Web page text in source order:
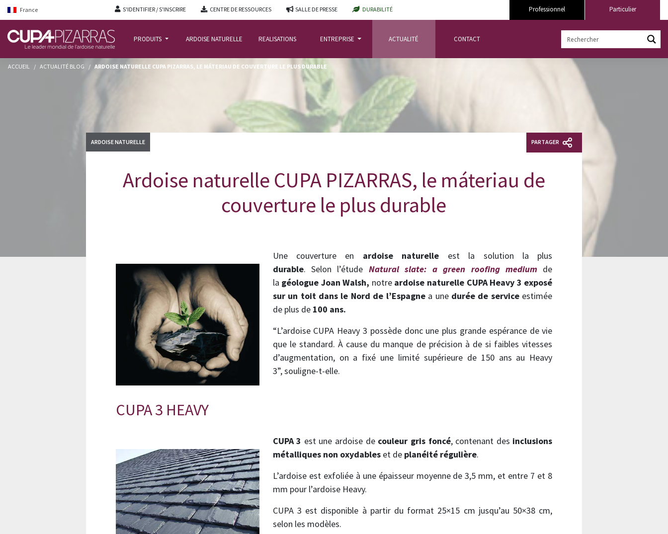
France S'IDENTIFIER / S'INSCRIRE CENTRE DE RESSOURCES SALLE DE PRESSE DURABILITÉ Particulier
Professionnel
PRODUITS ARDOISE NATURELLE REALISATIONS ENTREPRISE ACTUALITÉ CONTACT
ACCUEIL / ACTUALITÉ BLOG / ARDOISE NATURELLE CUPA PIZARRAS, LE MÁTERIAU DE COUVERTURE LE PLUS DURABLE
ARDOISE NATURELLE PARTAGER
Ardoise naturelle CUPA PIZARRAS, le máteriau de
couverture le plus durable
Une couverture en ardoise naturelle est la solution la plus
durable. Selon l’étude Natural slate: a green roofing medium de
la géologue Joan Walsh, notre ardoise naturelle CUPA Heavy 3 exposé
sur un toit dans le Nord de l’Espagne a une durée de serviceestimée
de plus de 100 ans.
“L’ardoise CUPA Heavy 3 possède donc une plus grande espérance de vie
que le standard. À cause du manque de précision à de si faibles vitesses
d’augmentation, on a fixé une limité supérieure de 150 ans au Heavy
3”, souligne-t-elle.
CUPA 3 HEAVY
CUPA 3 est une ardoise de couleur gris foncé, contenant des inclusions
métalliques non oxydableset de planéité régulière.
L’ardoise est exfoliée à une épaisseur moyenne de 3,5 mm, et entre 7 et 8
mm pour l’ardoise Heavy.
CUPA 3 est disponible à partir du format 25×15 cm jusqu’au 50×38 cm,
selon les modèles.